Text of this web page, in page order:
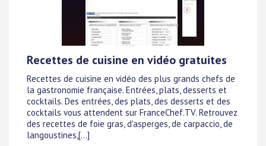
Recettes de cuisine en vidéo gratuites
Recettes de cuisine en vidéo des plus grands chefs de
la gastronomie française. Entrées, plats, desserts et
cocktails. Des entrées, des plats, des desserts et des
cocktails vous attendent sur FranceChef.TV. Retrouvez
des recettes de foie gras, d'asperges, de carpaccio, de
langoustines,[...]